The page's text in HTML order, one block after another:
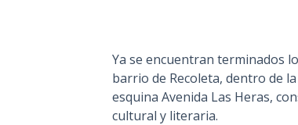
Ya se encuentran terminados
barrio de Recoleta, dentro de la
esquina Avenida Las Heras,
cultural y literaria.